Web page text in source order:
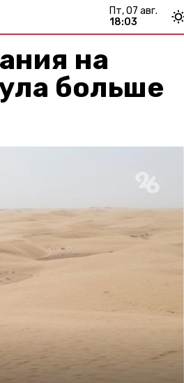
пт, 07 авг.
18:03
на
больше